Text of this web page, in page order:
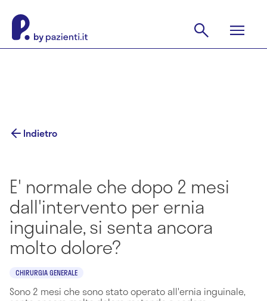
Indietro
E' normale che dopo 2 mesi
dall'intervento per ernia
inguinale, si senta ancora
molto dolore?
CHIRURGIA GENERALE
Sono 2 mesi che sono stato operato all'ernia inguinale,